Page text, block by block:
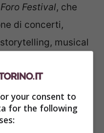
Foro Festival, che
di concerti,
musical
porteranno la loro
in fase di
your consent to
for the following